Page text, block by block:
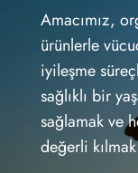
Amacımız,
ürünlerle
iyileşme
sağlıklı bir
sağlamak ve
değerli